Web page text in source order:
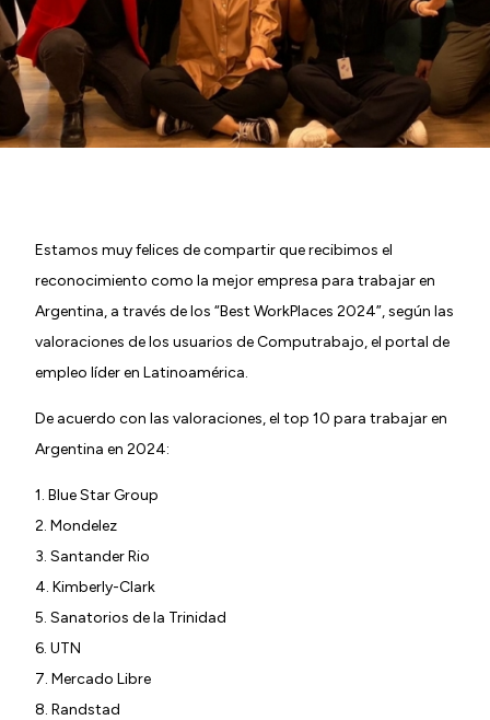
Estamos muy felices de compartir que recibimos el
reconocimiento como la mejor empresa para trabajar en
Argentina, a través de los “Best WorkPlaces 2024”, según las
valoraciones de los usuarios de Computrabajo, el portal de
empleo líder en Latinoamérica.
De acuerdo con las valoraciones, el top 10 para trabajar en
Argentina en 2024:
1. Blue Star Group
2. Mondelez
3. Santander Rio
4. Kimberly-Clark
5. Sanatorios de la Trinidad
6. UTN
7. Mercado Libre
8. Randstad